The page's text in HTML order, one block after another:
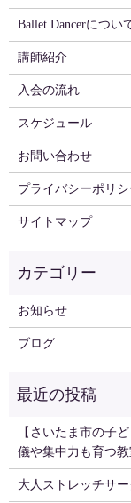
Ballet Dancerについ
講師紹介
入会の流れ
スケジュール
お問い合わせ
プライバシーポリシ
サイトマップ
お知らせ
ブログ
【さいたま市の子
儀や集中力も育つ
大人ストレッチサ